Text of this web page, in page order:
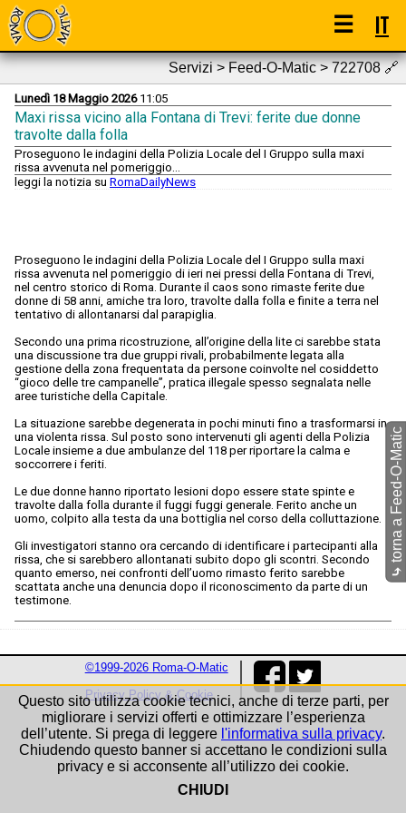
☰ IT
Servizi > Feed-O-Matic > 722708🔗
Lunedì 18 Maggio 202611:05
Maxi rissa vicino alla Fontana di Trevi: ferite due donne
travolte dalla folla
Proseguono le indagini della Polizia Locale del I Gruppo sulla maxi
rissa avvenuta nel pomeriggio...
leggi la notizia su RomaDailyNews
Proseguono le indagini della Polizia Locale del I Gruppo sulla maxi
rissa avvenuta nel pomeriggio di ieri nei pressi della Fontana di Trevi,
nel centro storico di Roma. Durante il caos sono rimaste ferite due
donne di 58 anni, amiche tra loro, travolte dalla folla e finite a terra nel
tentativo di allontanarsi dal parapiglia.
Secondo una prima ricostruzione, all’origine della lite ci sarebbe stata
una discussione tra due gruppi rivali, probabilmente legata alla
gestione della zona frequentata da persone coinvolte nel cosiddetto
“gioco delle tre campanelle”, pratica illegale spesso segnalata nelle
aree turistiche della Capitale.
La situazione sarebbe degenerata in pochi minuti fino a trasformarsi in
una violenta rissa. Sul posto sono intervenuti gli agenti della Polizia
Locale insieme a due ambulanze del 118 per riportare la calma e
soccorrere i feriti.
Le due donne hanno riportato lesioni dopo essere state spinte e
travolte dalla folla durante il fuggi fuggi generale. Ferito anche un
uomo, colpito alla testa da una bottiglia nel corso della colluttazione.
Gli investigatori stanno ora cercando di identificare i partecipanti alla
rissa, che si sarebbero allontanati subito dopo gli scontri. Secondo
quanto emerso, nei confronti dell’uomo rimasto ferito sarebbe
scattata anche una denuncia dopo il riconoscimento da parte di un
testimone.
⤷
torna a Feed-O-Matic
©1999-2026 Roma-O-Matic
Privacy Policy & Cookie
Questo sito utilizza cookie tecnici, anche di terze parti, per
migliorare i servizi offerti e ottimizzare l’esperienza
dell’utente. Si prega di leggere l'informativa sulla privacy.
Chiudendo questo banner si accettano le condizioni sulla
privacy e si acconsente all’utilizzo dei cookie.
CHIUDI